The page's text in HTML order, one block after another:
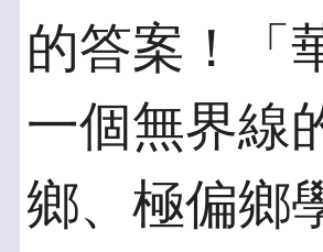
的答案！「
一個無界線
鄉、極偏鄉